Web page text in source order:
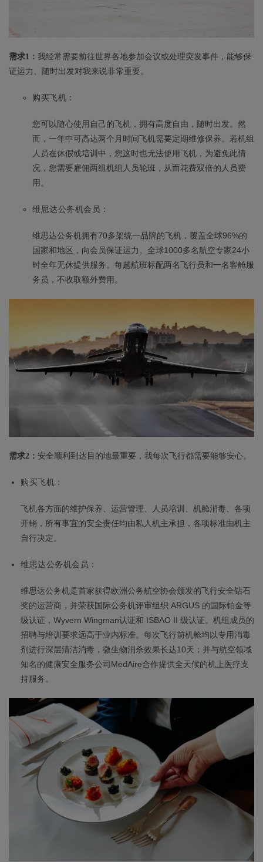
需求1： 我经常需要前往世界各地参加会议或处理突发事件，能够保
证运力、随时出发对我来说非常重要。
购买飞机：
您可以随心使用自己的飞机，拥有高度自由，随时出发。然
而，一年中可高达两个月时间飞机需要定期维修保养。若机组
人员在休假或培训中，您这时也无法使用飞机，为避免此情
况，您需要雇佣两组机组人员轮班，从而花费双倍的人员费
用。
维思达公务机会员：
维思达公务机拥有70多架统一品牌的飞机，覆盖全球96%的
国家和地区，向会员保证运力。全球1000多名航空专家24小
时全年无休提供服务。每趟航班标配两名飞行员和一名客舱服
务员，不收取额外费用。
需求2： 安全顺利到达目的地最重要，我每次飞行都需要能够安心。
购买飞机：
飞机各方面的维护保养、运营管理、人员培训、机舱消毒、各项
开销，所有事宜的安全责任均由私人机主承担，各项标准由机主
自行决定。
维思达公务机会员：
维思达公务机是首家获得欧洲公务航空协会颁发的飞行安全钻石
奖的运营商，并荣获国际公务机评审组织 ARGUS 的国际铂金等
级认证，Wyvern Wingman认证和 ISBAO II 级认证。机组成员的
招聘与培训要求远高于业内标准。每次飞行前机舱均以专用消毒
剂进行深层清洁消毒，微生物消杀效果长达10天；并与航空领域
知名的健康安全服务公司MedAire合作提供全天候的机上医疗支
持服务。